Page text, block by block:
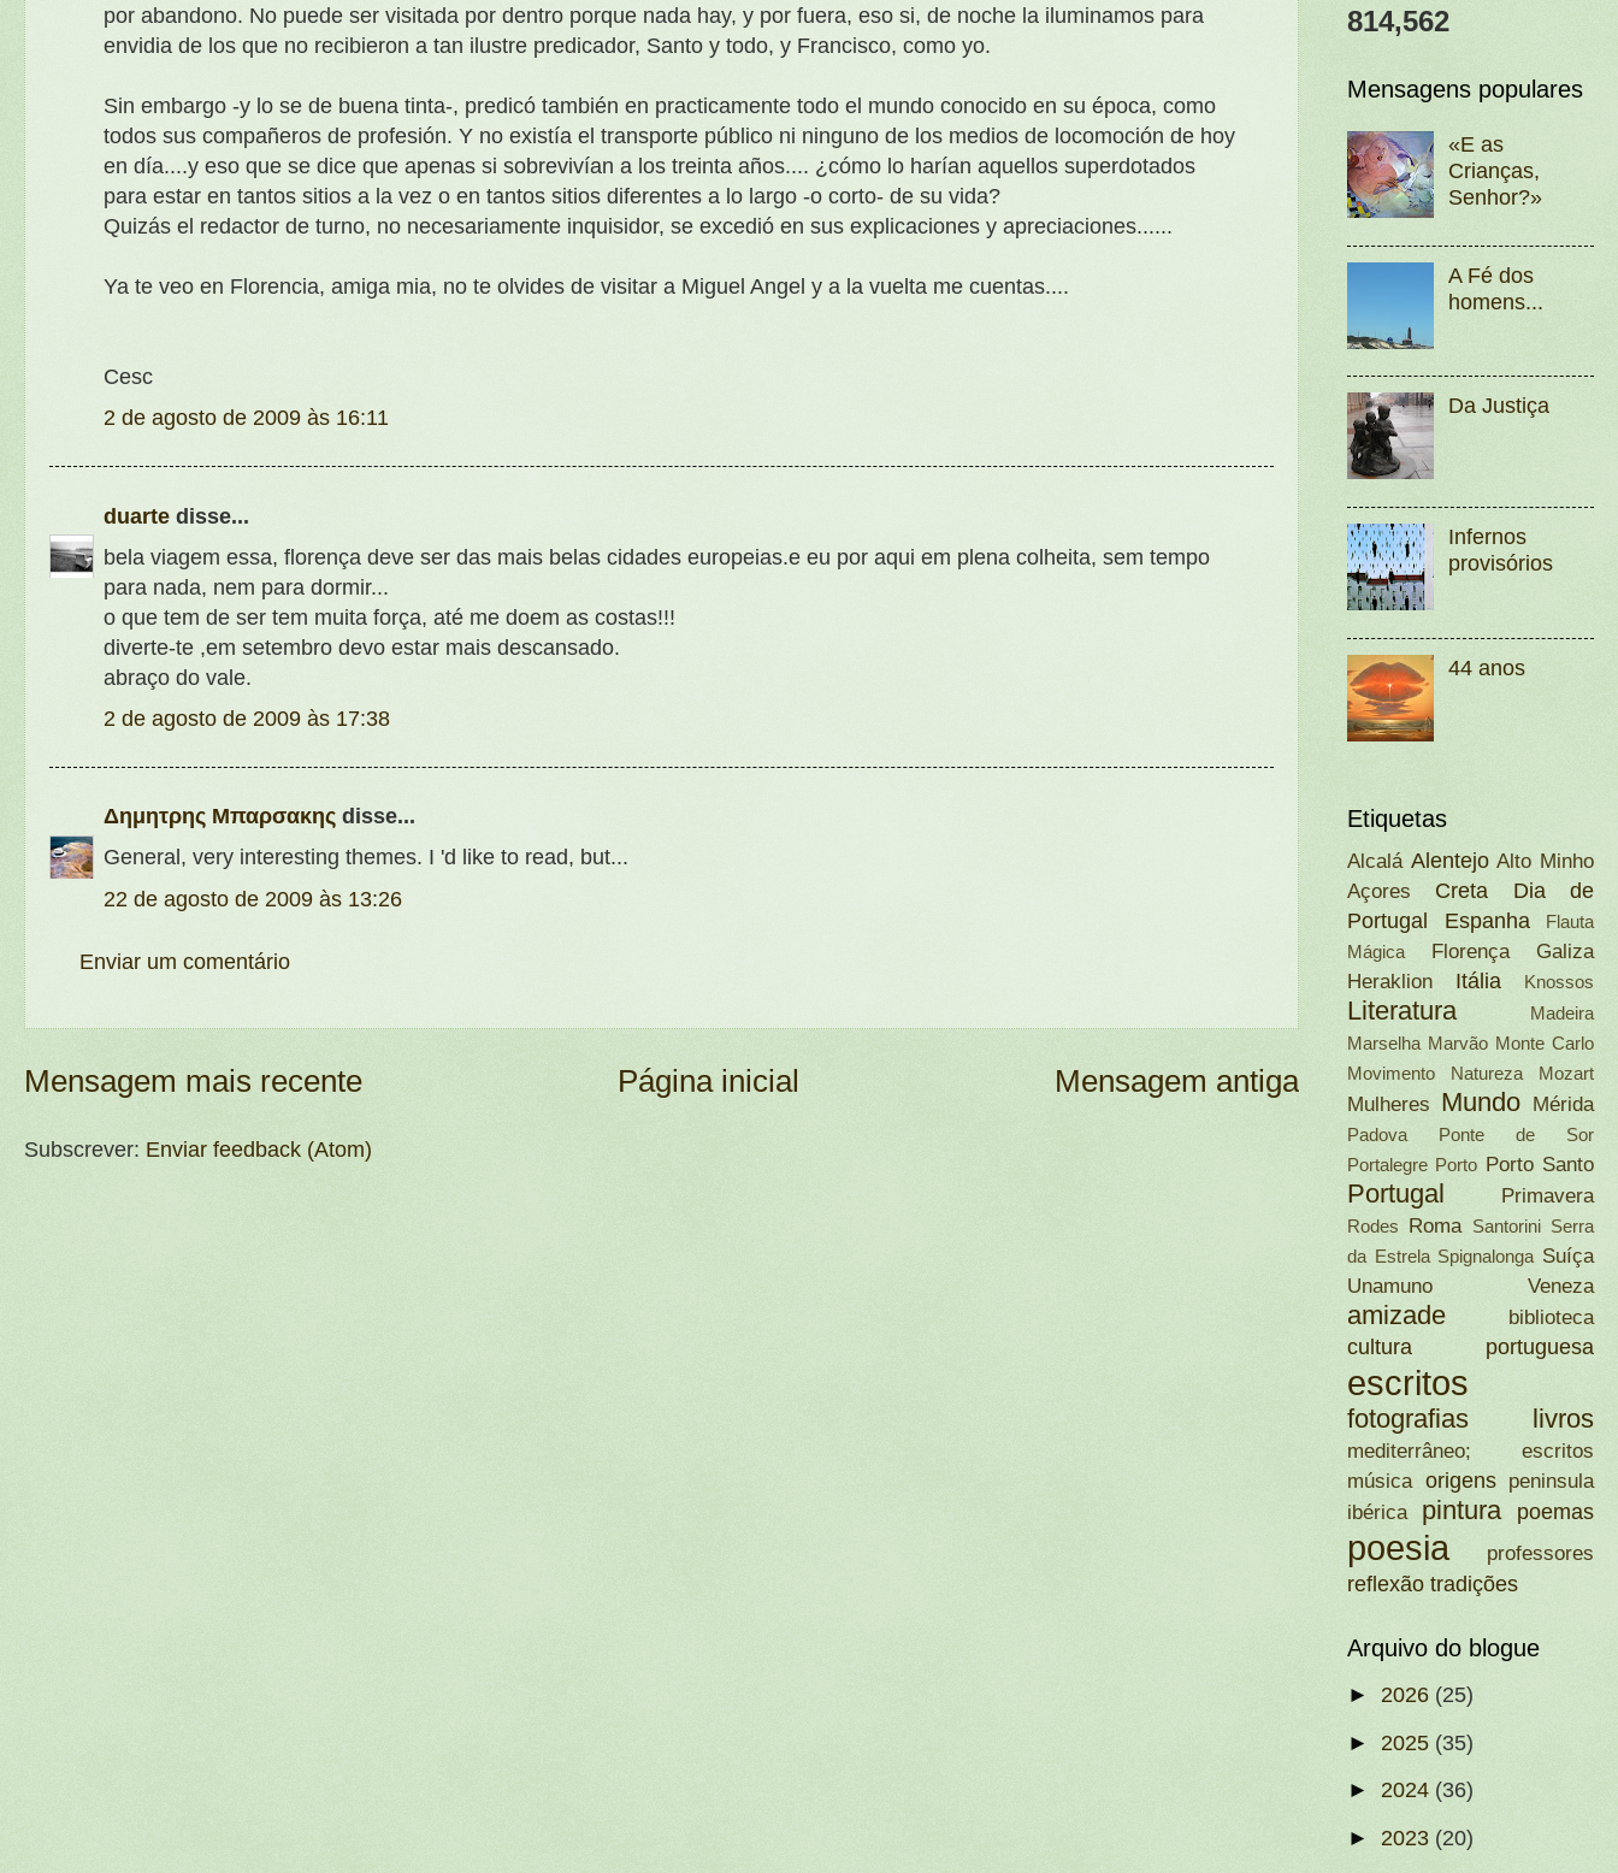
por abandono. No puede ser visitada por dentro porque nada hay, y por fuera, eso si, de noche la iluminamos para
envidia de los que no recibieron a tan ilustre predicador, Santo y todo, y Francisco, como yo.
Sin embargo -y lo se de buena tinta-, predicó también en practicamente todo el mundo conocido en su época, como
todos sus compañeros de profesión. Y no existía el transporte público ni ninguno de los medios de locomoción de hoy
en día....y eso que se dice que apenas si sobrevivían a los treinta años.... ¿cómo lo harían aquellos superdotados
para estar en tantos sitios a la vez o en tantos sitios diferentes a lo largo -o corto- de su vida?
Quizás el redactor de turno, no necesariamente inquisidor, se excedió en sus explicaciones y apreciaciones......
Ya te veo en Florencia, amiga mia, no te olvides de visitar a Miguel Angel y a la vuelta me cuentas....
Cesc
2 de agosto de 2009 às 16:11
duarte disse...
bela viagem essa, florença deve ser das mais belas cidades europeias.e eu por aqui em plena colheita, sem tempo
para nada, nem para dormir...
o que tem de ser tem muita força, até me doem as costas!!!
diverte-te ,em setembro devo estar mais descansado.
abraço do vale.
2 de agosto de 2009 às 17:38
Δημητρης Μπαρσακης disse...
General, very interesting themes. I 'd like to read, but...
22 de agosto de 2009 às 13:26
Enviar um comentário
Mensagem mais recente Mensagem antiga
Página inicial
Subscrever: Enviar feedback (Atom)
814,562
Mensagens populares
«E as
Crianças,
Senhor?»
A Fé dos
homens...
Da Justiça
Infernos
provisórios
44 anos
Etiquetas
Alcalá Alentejo Alto Minho
Açores
Creta
Dia de
Portugal
Espanha
Flauta
Mágica
Florença
Galiza
Heraklion
Itália Knossos
Literatura
Madeira
Marselha Marvão Monte Carlo
Movimento Natureza
Mozart
Mulheres Mundo Mérida
Padova
Ponte de Sor
Portalegre Porto Porto Santo
Portugal Primavera
Rodes Roma Santorini Serra
da Estrela Spignalonga Suíça
Unamuno
Veneza
amizade biblioteca
cultura portuguesa
escritos
fotografias livros
mediterrâneo; escritos
música origens
peninsula
ibérica
pintura poemas
poesia professores
reflexão tradições
Arquivo do blogue
► 2026 (25)
► 2025 (35)
► 2024 (36)
► 2023 (20)